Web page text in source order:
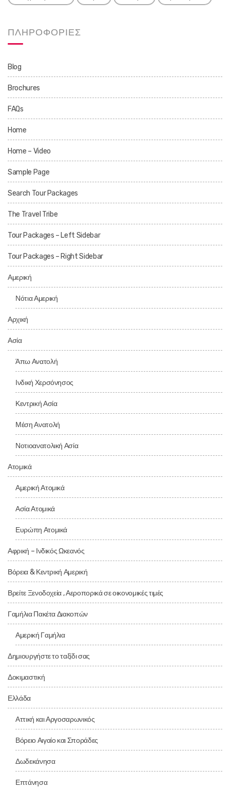
ΠΛΗΡΟΦΟΡΙΕΣ
Blog
Brochures
FAQs
Home
Home – Video
Sample Page
Search Tour Packages
The Travel Tribe
Tour Packages – Left Sidebar
Tour Packages – Right Sidebar
Αμερική
Νότια Αμερική
Αρχική
Ασία
Άπω Ανατολή
Ινδική Χερσόνησος
Κεντρική Ασία
Μέση Ανατολή
Νοτιοανατολική Ασία
Ατομικά
Αμερική Ατομικά
Ασία Ατομικά
Ευρώπη Ατομικά
Αφρική – Ινδικός Ωκεανός
Βόρεια & Κεντρική Αμερική
Βρείτε Ξενοδοχεία , Αεροπορικά σε οικονομικές τιμές
Γαμήλια Πακέτα Διακοπών
Αμερική Γαμήλια
Δημιουργήστε το ταξίδι σας
Δοκιμαστική
Ελλάδα
Αττική και Αργοσαρωνικός
Βόρειο Αιγαίο και Σποράδες
Δωδεκάνησα
Επτάνησα